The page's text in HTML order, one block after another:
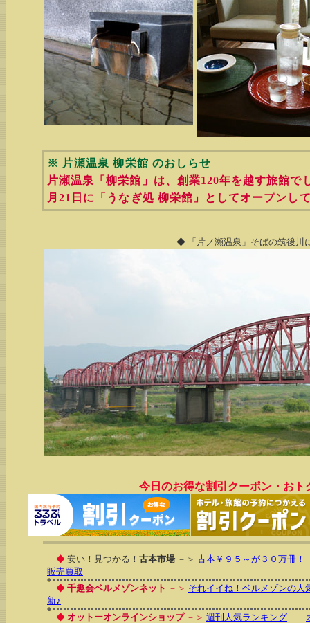
※ 片瀬温泉 柳栄館 のおしらせ
片瀬温泉「柳栄館」は、創業120年を越す旅館で
月21日に「うなぎ処 柳栄館」としてオープンし
◆ 「片ノ瀬温泉」そばの筑後川
今日のお得な割引クーポン・おト
◆ 安い！見つかる！ 古本市場 －＞ 古本￥９５～が３０万冊！
販売買取
◆ 千趣会ベルメゾンネット －＞ それイイね！ベルメゾンの人
新♪
◆ オットーオンラインショップ－＞ 週刊人気ランキング